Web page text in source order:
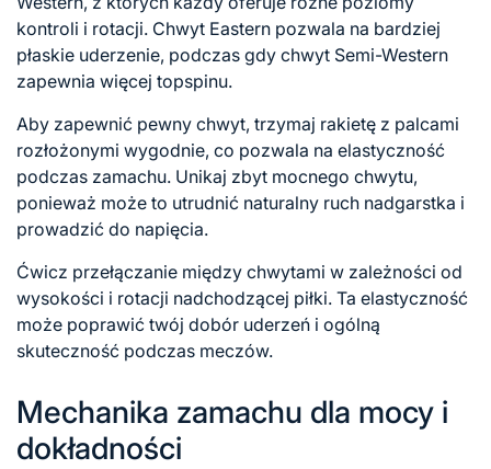
kontroli i rotacji. Chwyt Eastern pozwala na bardziej
płaskie uderzenie, podczas gdy chwyt Semi-Western
zapewnia więcej topspinu.
Aby zapewnić pewny chwyt, trzymaj rakietę z palcami
rozłożonymi wygodnie, co pozwala na elastyczność
podczas zamachu. Unikaj zbyt mocnego chwytu,
ponieważ może to utrudnić naturalny ruch nadgarstka i
prowadzić do napięcia.
Ćwicz przełączanie między chwytami w zależności od
wysokości i rotacji nadchodzącej piłki. Ta elastyczność
może poprawić twój dobór uderzeń i ogólną
skuteczność podczas meczów.
Mechanika zamachu dla mocy i
dokładności